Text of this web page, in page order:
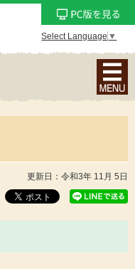
Select Language ▼
ナ
ビ
ン
メ
更新日：令和3年 11月 5日